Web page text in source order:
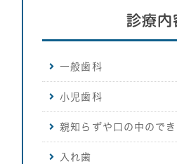
診療内
一般歯科
小児歯科
親知らずや口の中ので
入れ歯